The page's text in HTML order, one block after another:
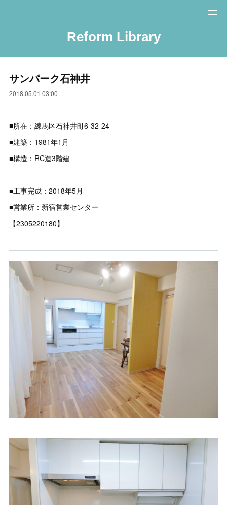
Reform Library
サンパーク石神井
2018.05.01 03:00
■所在：練馬区石神井町6-32-24
■建築：1981年1月
■構造：RC造3階建
■工事完成：2018年5月
■営業所：新宿営業センター
【2305220180】